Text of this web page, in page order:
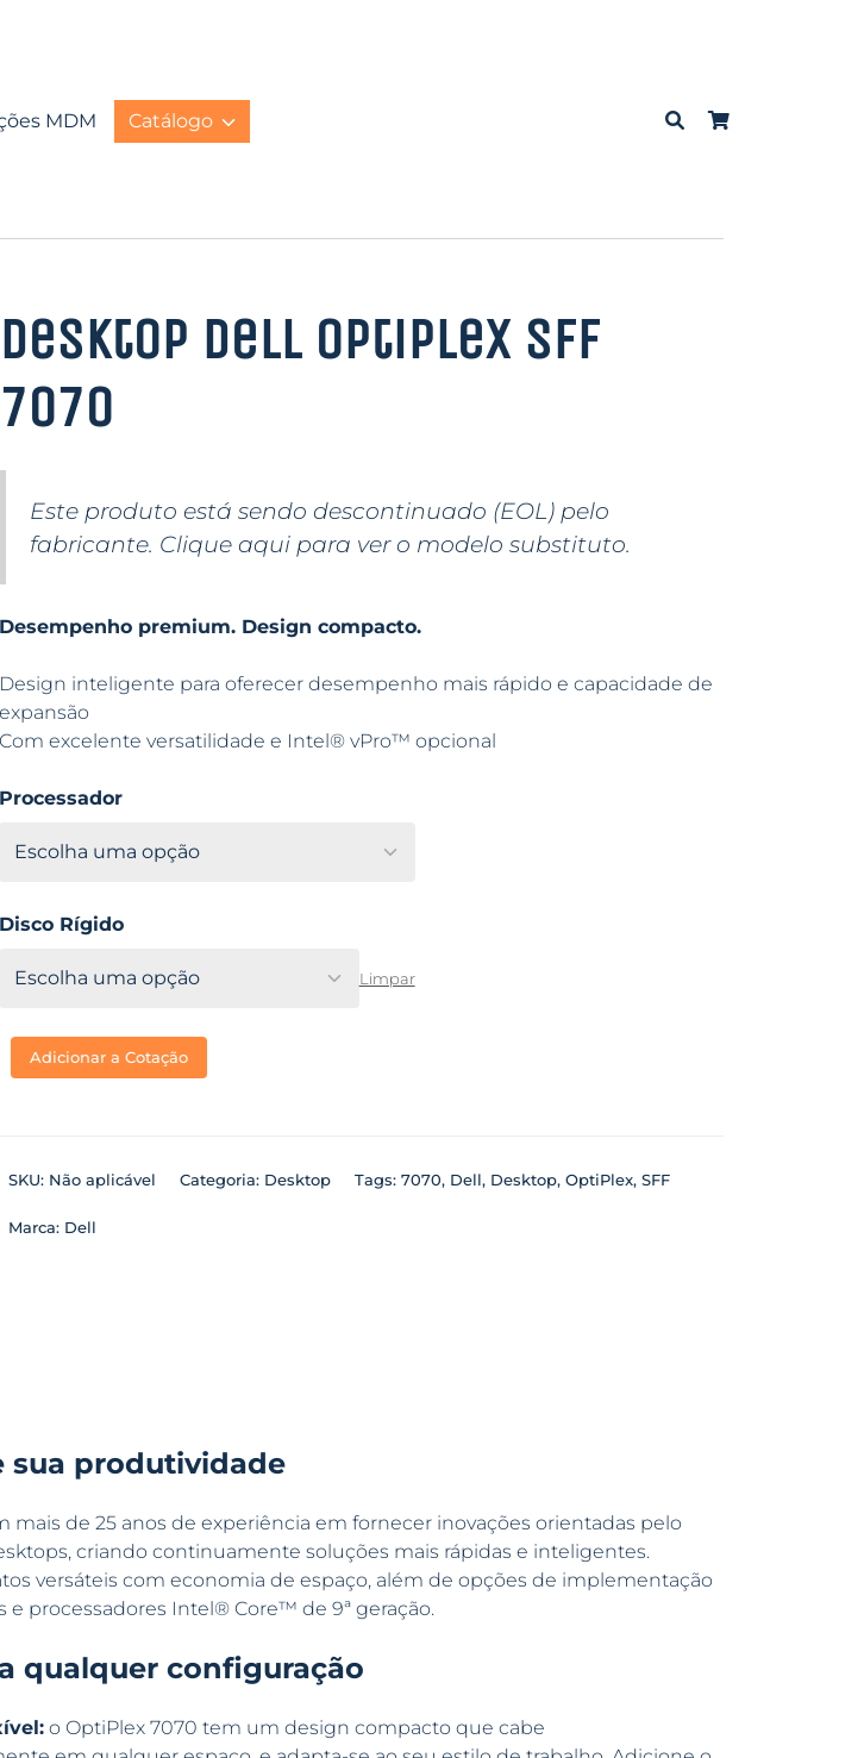
MDM Catálogo
Desktop Dell OptiPlex SFF
7070
Este produto está sendo descontinuado (EOL) pelo
fabricante. Clique aqui para ver o modelo substituto.
Desempenho premium. Design compacto.
Design inteligente para oferecer desempenho mais rápido e capacidade de
expansão
Com excelente versatilidade e Intel® vPro™ opcional
Processador
Disco Rígido
Limpar
Adicionar a Cotação
SKU: Não aplicável Categoria: Desktop Tags: 7070, Dell, Desktop, OptiPlex, SFF
Marca: Dell
sua produtividade
mais de 25 anos de experiência em fornecer inovações orientadas pelo
criando continuamente soluções mais rápidas e inteligentes.
versáteis com economia de espaço, além de opções de implementação
e processadores Intel® Core™ de 9ª geração.
qualquer configuração
o OptiPlex 7070 tem um design compacto que cabe